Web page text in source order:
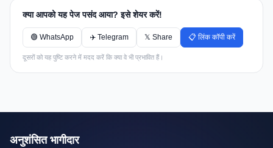
क्या आपको यह पेज पसंद आया? इसे शेयर करें!
🟢 WhatsApp ✈️ Telegram 𝕏 Share 📋 लिंक कॉपी करें
दूसरों को यह पुष्टि करने में मदद करें कि क्या वे भी प्रभावित हैं।
अनुशंसित भागीदार